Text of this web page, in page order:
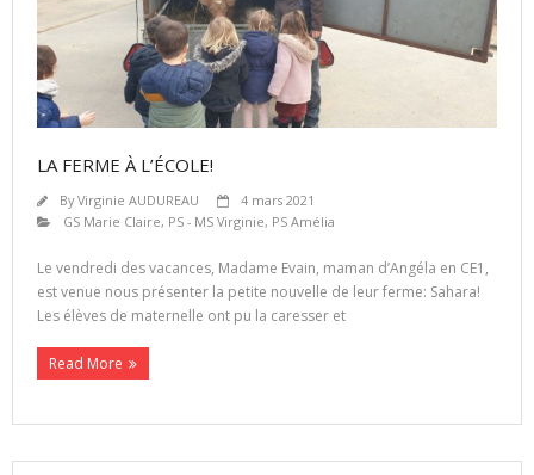
LA FERME À L’ÉCOLE!
ByVirginie AUDUREAU
4 mars 2021
GS Marie Claire, PS - MS Virginie, PS Amélia
Le vendredi des vacances, Madame Evain, maman d’Angéla en CE1,
est venue nous présenter la petite nouvelle de leur ferme: Sahara!
Les élèves de maternelle ont pu la caresser et
Read More